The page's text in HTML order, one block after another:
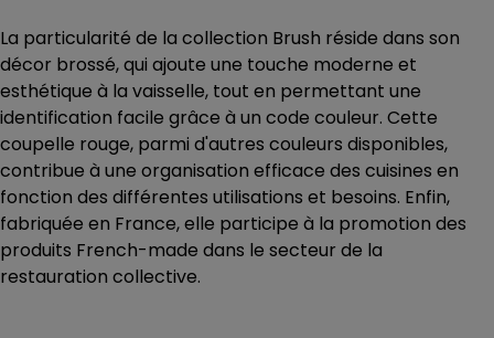
La particularité de la collection Brush réside dans son
décor brossé, qui ajoute une touche moderne et
esthétique à la vaisselle, tout en permettant une
identification facile grâce à un code couleur. Cette
coupelle rouge, parmi d'autres couleurs disponibles,
contribue à une organisation efficace des cuisines en
fonction des différentes utilisations et besoins. Enfin,
fabriquée en France, elle participe à la promotion des
produits French-made dans le secteur de la
restauration collective.